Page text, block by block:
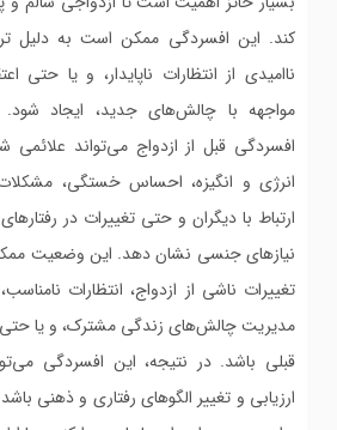
کند. این افسردگی ممکن است به دلیل
ناامیدی از انتظارات ناپایدار، و یا حتی
مواجهه با چالش‌های جدید، ایجاد شود.
افسردگی قبل از ازدواج می‌تواند علائمی
انرژی و انگیزه، احساس خستگی،
ارتباط با دیگران و حتی تغییرات در
نیازهای جنسی نشان دهد. این وضعیت
تغییرات ناشی از ازدواج، انتظارات
مدیریت چالش‌های زندگی مشترک، و یا حتی
قبلی باشد. در نتیجه، این افسردگی
ارزیابی و تغییر الگوهای رفتاری و ذهنی باشد